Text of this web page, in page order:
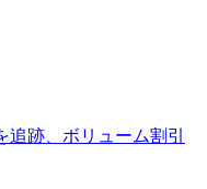
追跡、ボリューム割引